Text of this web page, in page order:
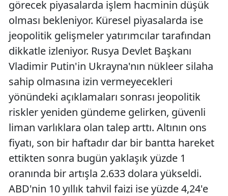
görecek piyasalarda işlem hacminin düşük
olması bekleniyor. Küresel piyasalarda ise
jeopolitik gelişmeler yatırımcılar tarafından
dikkatle izleniyor. Rusya Devlet Başkanı
Vladimir Putin'in Ukrayna'nın nükleer silaha
sahip olmasına izin vermeyecekleri
yönündeki açıklamaları sonrası jeopolitik
riskler yeniden gündeme gelirken, güvenli
liman varlıklara olan talep arttı. Altının ons
fiyatı, son bir haftadır dar bir bantta hareket
ettikten sonra bugün yaklaşık yüzde 1
oranında bir artışla 2.633 dolara yükseldi.
ABD'nin 10 yıllık tahvil faizi ise yüzde 4,24'e